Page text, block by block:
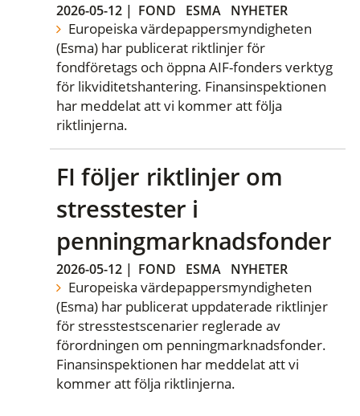
2026-05-12 | FOND ESMA NYHETER
Europeiska värdepappersmyndigheten
(Esma) har publicerat riktlinjer för
fondföretags och öppna AIF-fonders verktyg
för likviditetshantering. Finansinspektionen
har meddelat att vi kommer att följa
riktlinjerna.
FI följer riktlinjer om
stresstester i
penningmarknadsfonder
2026-05-12 | FOND ESMA NYHETER
Europeiska värdepappersmyndigheten
(Esma) har publicerat uppdaterade riktlinjer
för stresstestscenarier reglerade av
förordningen om penningmarknadsfonder.
Finansinspektionen har meddelat att vi
kommer att följa riktlinjerna.